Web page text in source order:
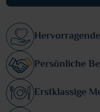
Persönliche
Erstklassige